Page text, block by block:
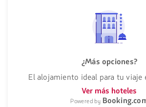
¿Más opciones?
El alojamiento ideal para tu viaje
Ver más hoteles
Powered by